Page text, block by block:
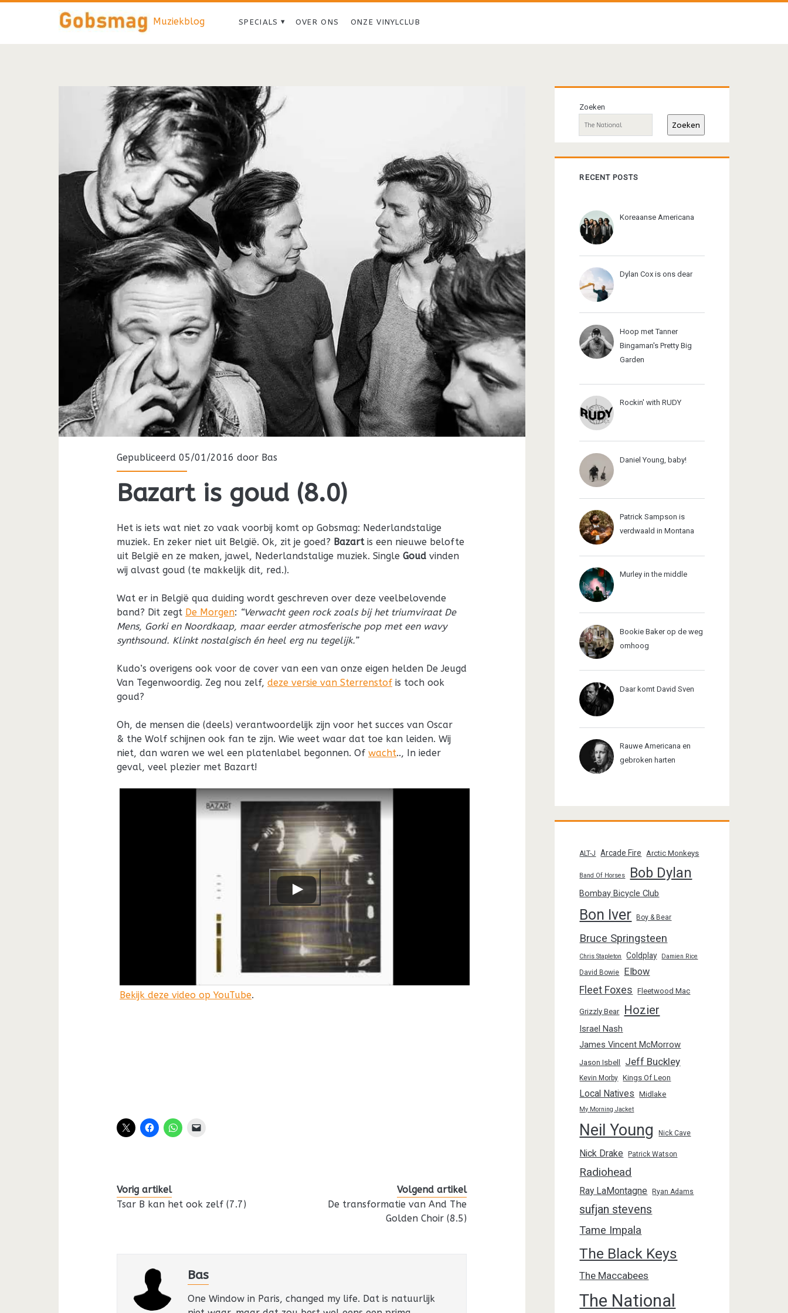
Muziekblog SPECIALS OVER ONS ONZE VINYLCLUB
Gepubliceerd 05/01/2016 door Bas
Bazart is goud (8.0)
Het is iets wat niet zo vaak voorbij komt op Gobsmag: Nederlandstalige
muziek. En zeker niet uit België. Ok, zit je goed? Bazartis een nieuwe belofte
uit België en ze maken, jawel, Nederlandstalige muziek. SingleGoud vinden
wij alvast goud (te makkelijk dit, red.).
Wat er in België qua duiding wordt geschreven over deze veelbelovende
band? Dit zegt De Morgen: “Verwacht geen rock zoals bij het triumviraat De
Mens, Gorki en Noordkaap, maar eerder atmosferische pop met een wavy
synthsound. Klinkt nostalgisch én heel erg nu tegelijk.”
Kudo’s overigens ook voor de cover van een van onze eigen helden De Jeugd
Van Tegenwoordig. Zeg nou zelf,deze versie van Sterrenstof is toch ook
goud?
Oh, de mensen die (deels) verantwoordelijk zijn voor het succes van Oscar
& the Wolf schijnen ook fan te zijn. Wie weet waar dat toe kan leiden. Wij
niet, dan waren we wel een platenlabel begonnen. Ofwacht.., In ieder
geval, veel plezier met Bazart!
Bekijk deze video op YouTube.
Vorig artikel
Tsar B kan het ook zelf (7.7)
Volgend artikel
De transformatie van And The
Golden Choir (8.5)
Bas
One Window in Paris, changed my life. Dat is natuurlijk
Primaire
sidebar
Zoeken
Zoeken
RECENT POSTS
Koreaanse Americana
Dylan Cox is ons dear
Hoop met Tanner
Bingaman's Pretty Big
Garden
Rockin' with RUDY
Daniel Young, baby!
Patrick Sampson is
verdwaald in Montana
Murley in the middle
Bookie Baker op de weg
omhoog
Daar komt David Sven
Rauwe Americana en
gebroken harten
ALT-J Arcade Fire Arctic Monkeys
Band Of Horses Bob Dylan
Bombay Bicycle Club
Bon Iver Boy & Bear
Bruce Springsteen
Chris Stapleton Coldplay Damien Rice
David Bowie Elbow
Fleet Foxes Fleetwood Mac
Grizzly Bear Hozier
Israel Nash
James Vincent McMorrow
Jason Isbell Jeff Buckley
Kevin Morby Kings Of Leon
Local Natives Midlake
My Morning Jacket
Neil Young Nick Cave
Nick Drake Patrick Watson
Radiohead
Ray LaMontagne Ryan Adams
sufjan stevens
Tame Impala
The Black Keys
The Maccabees
The National